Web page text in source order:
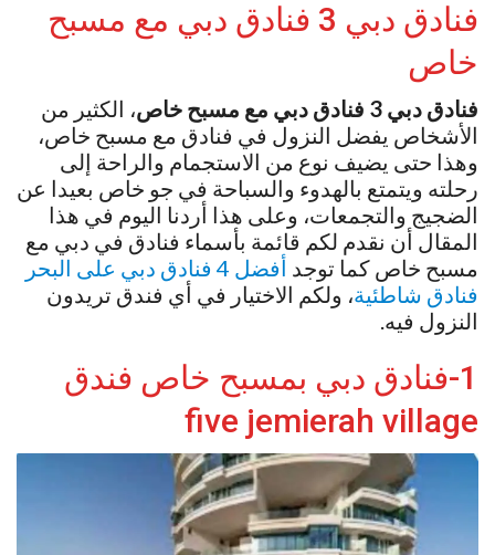
فنادق دبي 3 فنادق دبي مع مسبح
خاص
فنادق دبي 3 فنادق دبي مع مسبح خاص
، الكثير من
الأشخاص يفضل النزول في فنادق مع مسبح خاص،
وهذا حتى يضيف نوع من الاستجمام والراحة إلى
رحلته ويتمتع بالهدوء والسباحة في جو خاص بعيدا عن
الضجيج والتجمعات، وعلى هذا أردنا اليوم في هذا
المقال أن نقدم لكم قائمة بأسماء فنادق في دبي مع
مسبح خاص كما توجد
أفضل 4 فنادق دبي على البحر
فنادق شاطئية، ولكم الاختيار في أي فندق تريدون
النزول فيه.
1-فنادق دبي بمسبح خاص فندق
five jemierah village